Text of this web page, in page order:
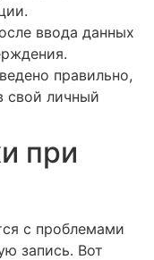
ввода данных
правильно,
свой личный
при
с проблемами
запись. Вот